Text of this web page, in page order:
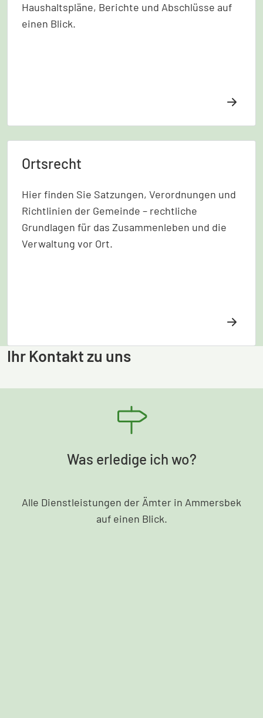
Haushaltspläne, Berichte und Abschlüsse auf
einen Blick.
Ortsrecht
Hier finden Sie Satzungen, Verordnungen und
Richtlinien der Gemeinde – rechtliche
Grundlagen für das Zusammenleben und die
Verwaltung vor Ort.
Ihr Kontakt zu uns
Was erledige ich wo?
Alle Dienstleistungen der Ämter in Ammersbek
auf einen Blick.